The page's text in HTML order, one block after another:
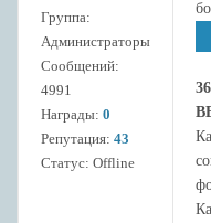
Группа:
Администраторы
Сообщений:
4991
Награды: 0
Репутация: 43
Статус: Offline